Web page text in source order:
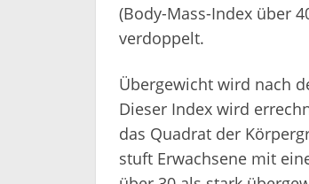
(Body-Mass-Index über
verdoppelt.
Übergewicht wird nach
Dieser Index wird
das Quadrat der
stuft Erwachsene mit